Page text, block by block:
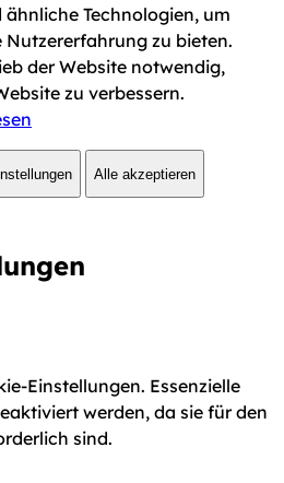
Technologien, um
zu bieten.
der Website notwendig,
zu verbessern.
Alle akzeptieren
Einstellungen. Essenzielle
werden, da sie für den
sind.